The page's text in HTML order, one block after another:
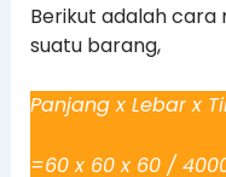
Berikut adalah cara
suatu barang,
Panjang x Lebar x
=60 x 60 x 60 /